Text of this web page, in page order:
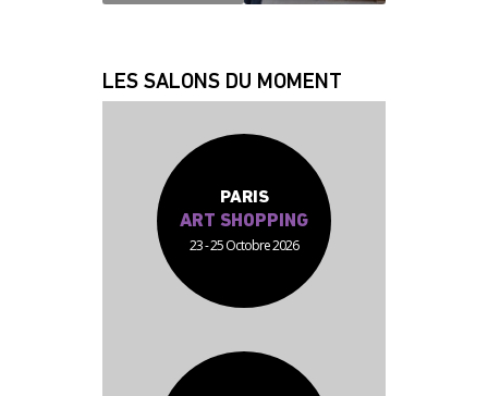
LES SALONS DU MOMENT
PARIS
ART SHOPPING
23 - 25 Octobre 2026